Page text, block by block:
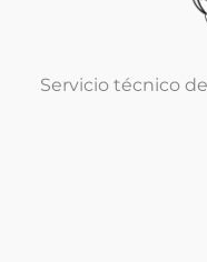
Servicio técnico